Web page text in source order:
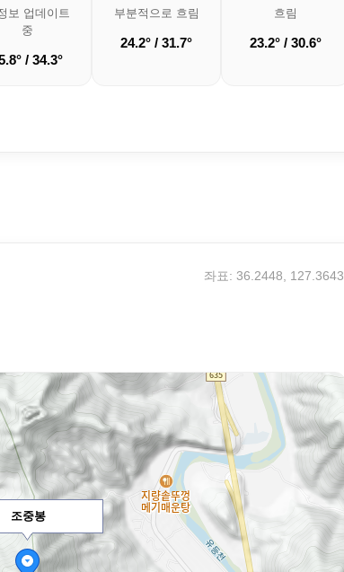
보 업데이트
중
/ 34.3°
부분적으로 흐림
24.2° / 31.7°
흐림
23.2° / 30.6°
좌표: 36.2448, 127.3643
조중봉